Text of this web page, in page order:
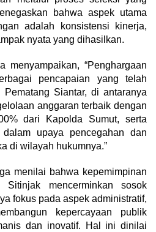
bahwa aspek utama
adalah konsistensi kinerja,
nyata yang dihasilkan.
menyampaikan, “Penghargaan
pencapaian yang telah
Siantar, di antaranya
anggaran terbaik dengan
dari Kapolda Sumut, serta
upaya pencegahan dan
di wilayah hukumnya.”
menilai bahwa kepemimpinan
mencerminkan sosok
fokus pada aspek administratif,
kepercayaan publik
dan inovatif. Hal ini dinilai